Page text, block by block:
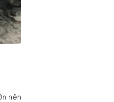
nên